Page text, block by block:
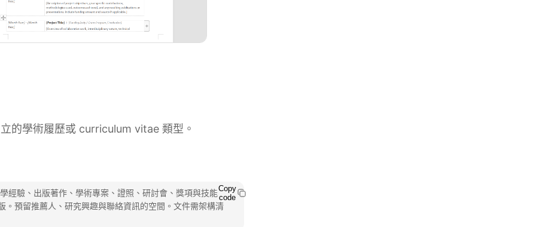
的學術履歷或 curriculum vitae 類型。
經驗、出版著作、學術專案、證照、研討會、獎項與技能
預留推薦人、研究興趣與聯絡資訊的空間。文件需架構清
Copy
code